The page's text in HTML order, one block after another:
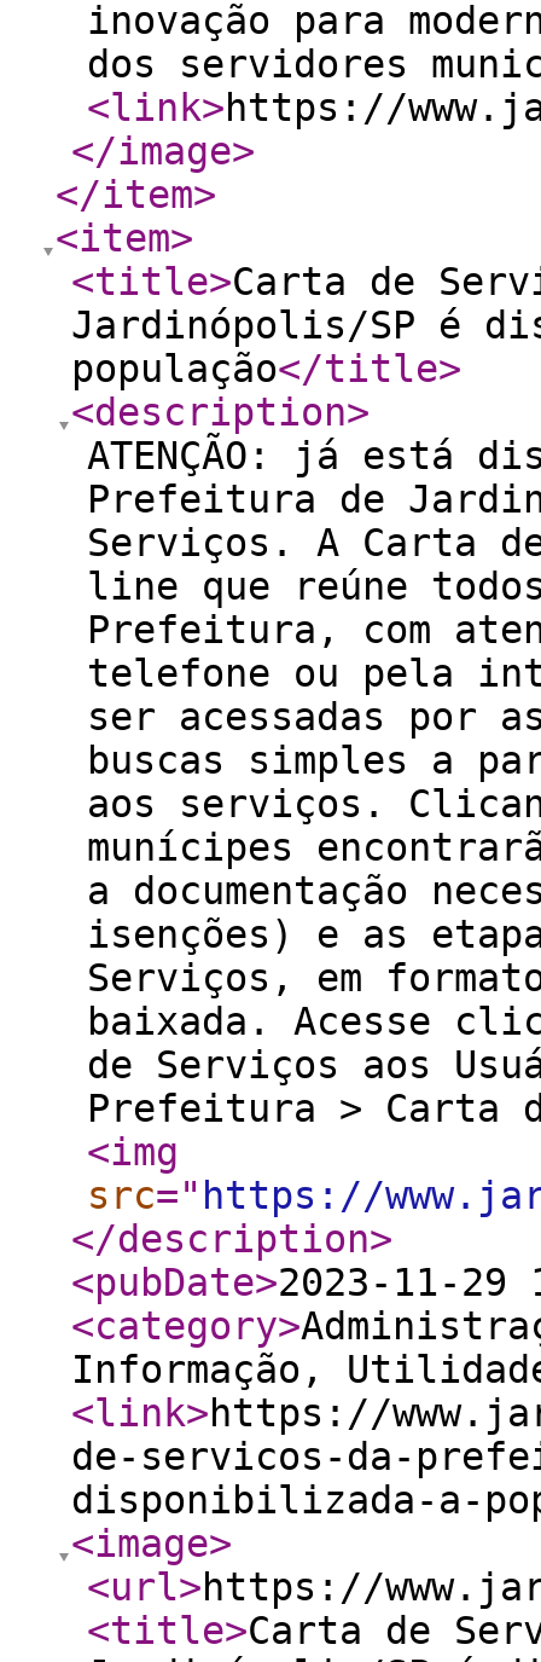
inovação para
dos servidores
<link>https://
</image>
</item>
<item>
<title>Carta de
Jardinópolis/SP é
população</title>
<description>
ATENÇÃO: já está
Prefeitura de
Serviços. A Carta
line que reúne
Prefeitura, com
telefone ou pela
ser acessadas por
buscas simples a
aos serviços.
munícipes
a documentação
isenções) e as
Serviços, em
baixada. Acesse
de Serviços aos
Prefeitura > Carta
<img
src=" https://
</description>
<pubDate>2023-11-29
<category>
Informação,
<link>https://
de-servicos-da-
disponibilizada-a-
<image>
<url>https://
<title>Carta de